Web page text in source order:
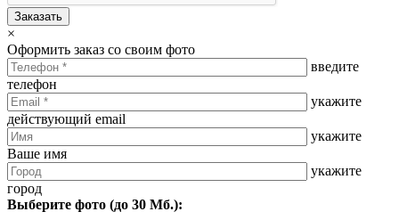
Заказать
×
Оформить заказ со своим фото
введите
телефон
укажите
действующий email
укажите
Ваше имя
укажите
город
Выберите фото (до 30 Мб.):